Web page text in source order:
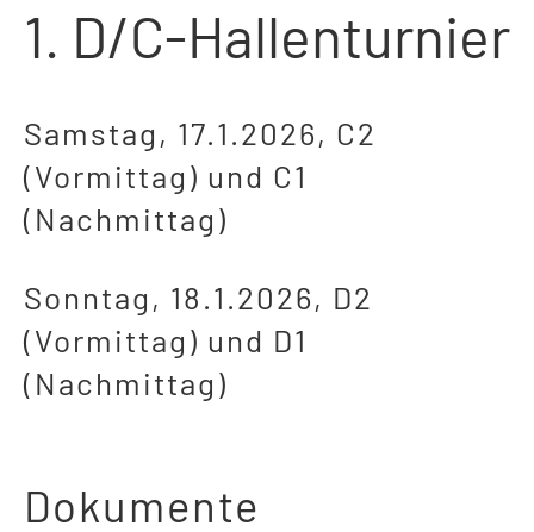
1. D/C-Hallenturnier
Samstag, 17.1.2026, C2
(Vormittag) und C1
(Nachmittag)
Sonntag, 18.1.2026, D2
(Vormittag) und D1
(Nachmittag)
Dokumente